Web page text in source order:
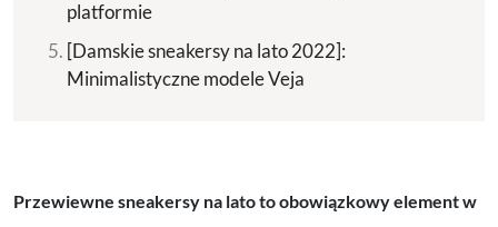
platformie
[Damskie sneakersy na lato 2022]:
Minimalistyczne modele Veja
Przewiewne sneakersy na lato to obowiązkowy element w